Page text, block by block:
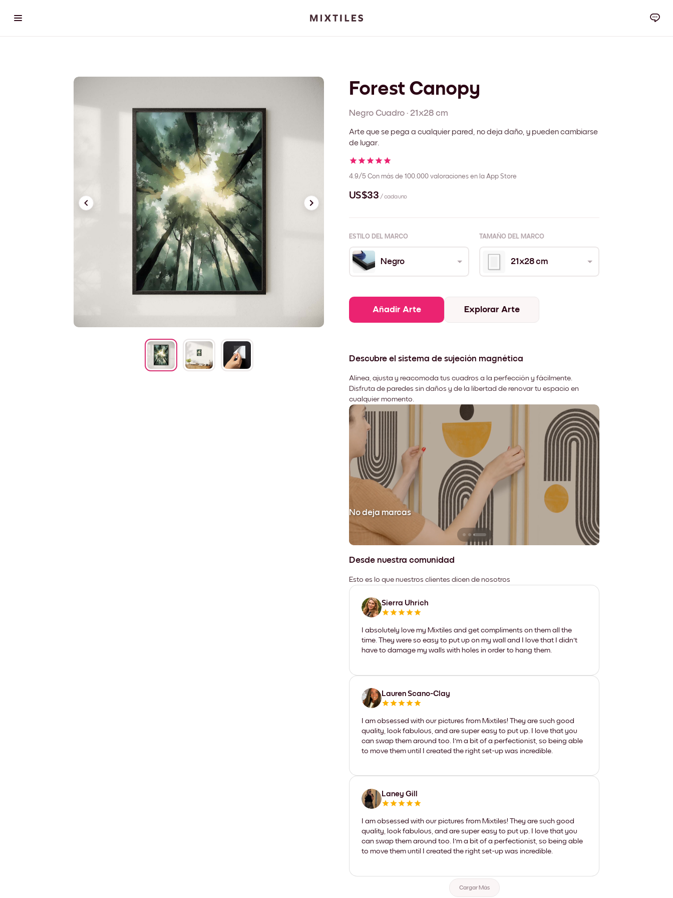
Forest Canopy
Negro Cuadro · 21x28 cm
Arte que se pega a cualquier pared, no deja daño, y pueden cambiarse
de lugar.
4.9/5 Con más de 100.000 valoraciones en la App Store
US$33 / cada uno
ESTILO DEL MARCO TAMAÑO DEL MARCO
Negro 21x28 cm
Añadir Arte Explorar Arte
Descubre el sistema de sujeción magnética
Alinea, ajusta y reacomoda tus cuadros a la perfección y fácilmente.
Disfruta de paredes sin daños y de la libertad de renovar tu espacio en
cualquier momento.
No deja marcas
Desde nuestra comunidad
Esto es lo que nuestros clientes dicen de nosotros
Sierra Uhrich
I absolutely love my Mixtiles and get compliments on them all the
time. They were so easy to put up on my wall and I love that I didn't
have to damage my walls with holes in order to hang them.
Lauren Scano-Clay
I am obsessed with our pictures from Mixtiles! They are such good
quality, look fabulous, and are super easy to put up. I love that you
can swap them around too. I'm a bit of a perfectionist, so being able
to move them until I created the right set-up was incredible.
Laney Gill
I am obsessed with our pictures from Mixtiles! They are such good
quality, look fabulous, and are super easy to put up. I love that you
can swap them around too. I'm a bit of a perfectionist, so being able
to move them until I created the right set-up was incredible.
Cargar Más